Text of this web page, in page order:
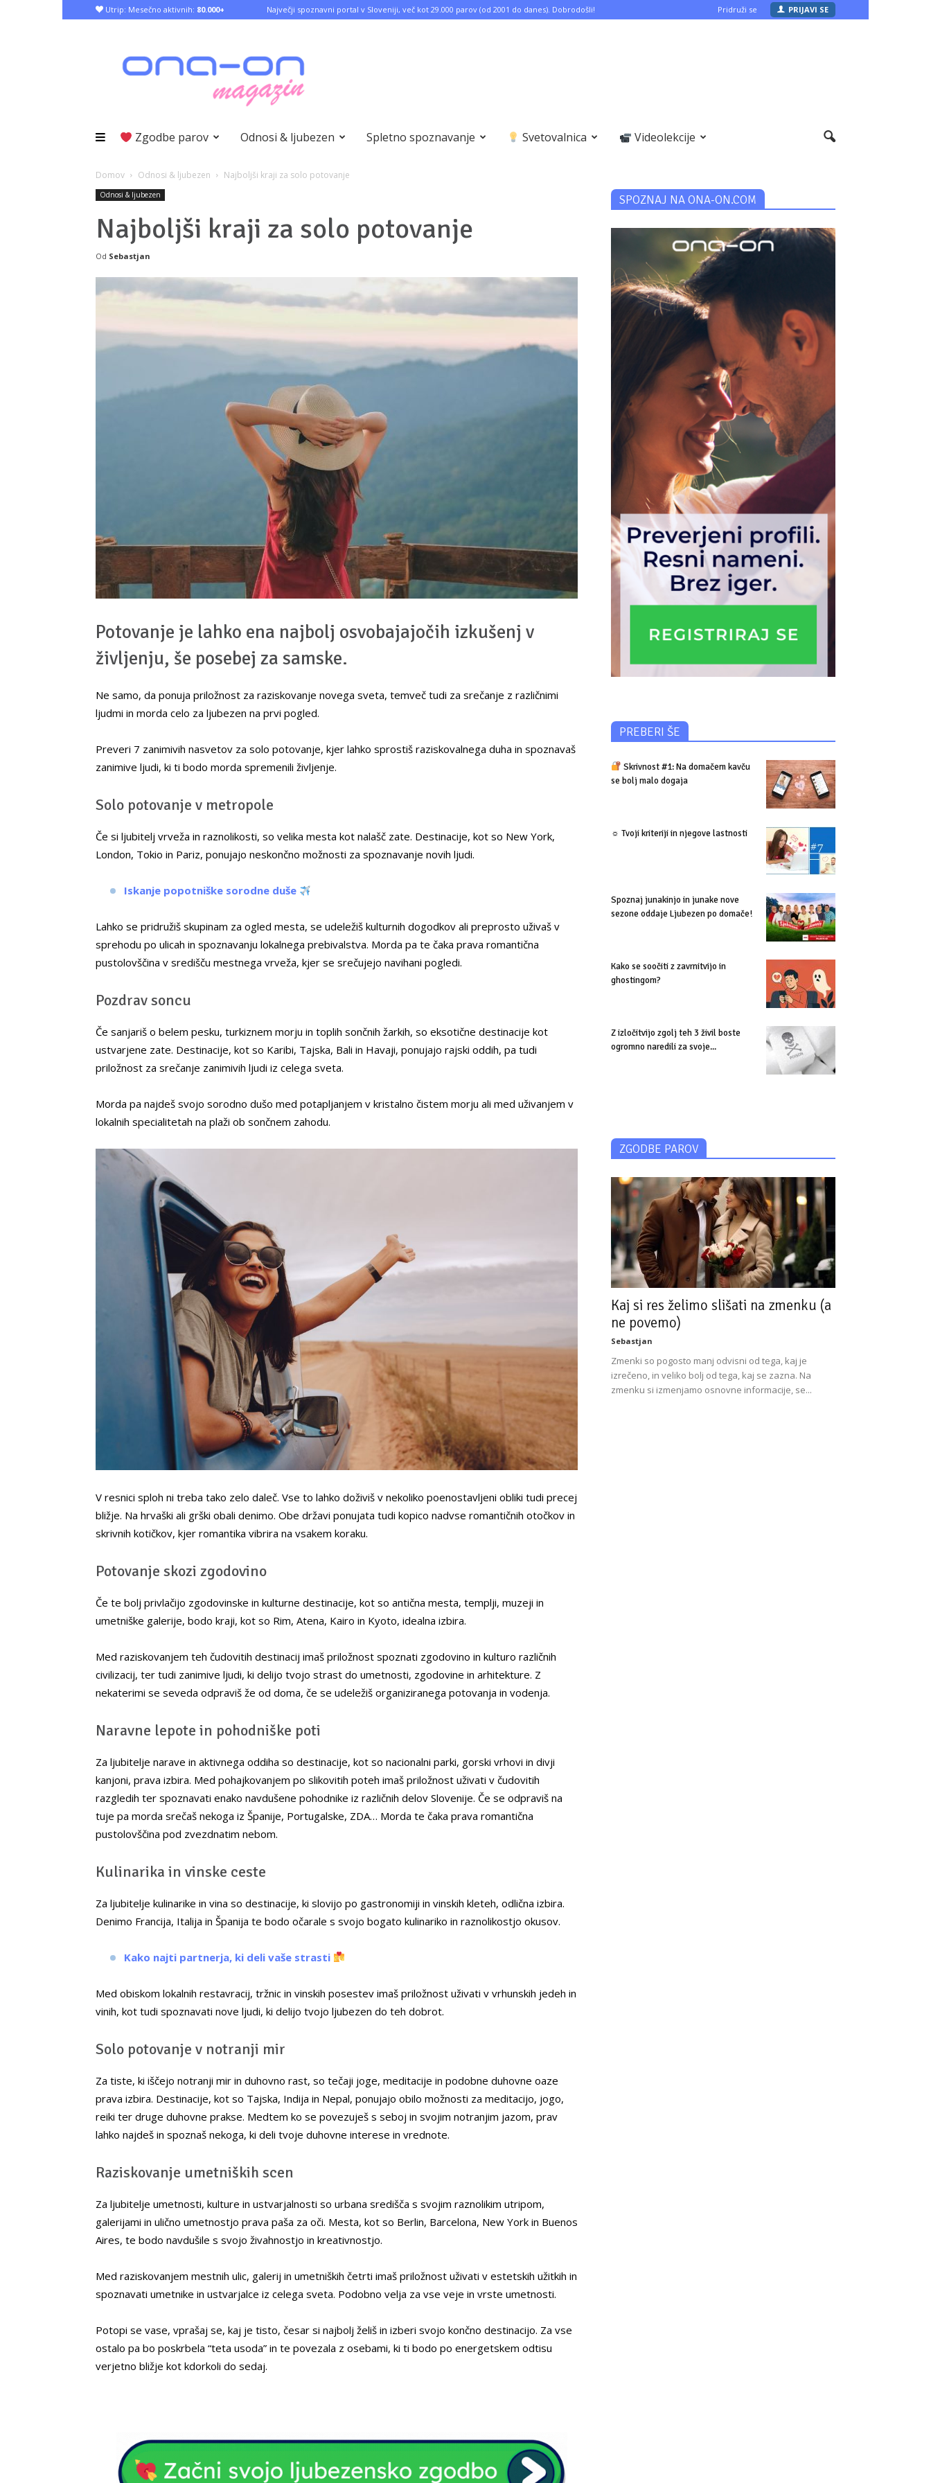
Utrip: Mesečno aktivnih: 80.000+ Največji spoznavni portal v Sloveniji, več kot 29.000 parov (od 2001 do danes). Dobrodošli! Pridruži se PRIJAVI SE
Zgodbe parov Odnosi & ljubezen Spletno spoznavanje Svetovalnica Videolekcije
Domov Odnosi & ljubezen Najboljši kraji za solo potovanje
Odnosi & ljubezen
Najboljši kraji za solo potovanje
Od Sebastjan
Potovanje je lahko ena najbolj osvobajajočih izkušenj v
življenju, še posebej za samske.
Ne samo, da ponuja priložnost za raziskovanje novega sveta, temveč tudi za srečanje z različnimi
ljudmi in morda celo za ljubezen na prvi pogled.
Preveri 7 zanimivih nasvetov za solo potovanje, kjer lahko sprostiš raziskovalnega duha in spoznavaš
zanimive ljudi, ki ti bodo morda spremenili življenje.
Solo potovanje v metropole
Če si ljubitelj vrveža in raznolikosti, so velika mesta kot nalašč zate. Destinacije, kot so New York,
London, Tokio in Pariz, ponujajo neskončno možnosti za spoznavanje novih ljudi.
Iskanje popotniške sorodne duše
Lahko se pridružiš skupinam za ogled mesta, se udeležiš kulturnih dogodkov ali preprosto uživaš v
sprehodu po ulicah in spoznavanju lokalnega prebivalstva. Morda pa te čaka prava romantična
pustolovščina v središču mestnega vrveža, kjer se srečujejo navihani pogledi.
Pozdrav soncu
Če sanjariš o belem pesku, turkiznem morju in toplih sončnih žarkih, so eksotične destinacije kot
ustvarjene zate. Destinacije, kot so Karibi, Tajska, Bali in Havaji, ponujajo rajski oddih, pa tudi
priložnost za srečanje zanimivih ljudi iz celega sveta.
Morda pa najdeš svojo sorodno dušo med potapljanjem v kristalno čistem morju ali med uživanjem v
lokalnih specialitetah na plaži ob sončnem zahodu.
V resnici sploh ni treba tako zelo daleč. Vse to lahko doživiš v nekoliko poenostavljeni obliki tudi precej
bližje. Na hrvaški ali grški obali denimo. Obe državi ponujata tudi kopico nadvse romantičnih otočkov in
skrivnih kotičkov, kjer romantika vibrira na vsakem koraku.
Potovanje skozi zgodovino
Če te bolj privlačijo zgodovinske in kulturne destinacije, kot so antična mesta, templji, muzeji in
umetniške galerije, bodo kraji, kot so Rim, Atena, Kairo in Kyoto, idealna izbira.
Med raziskovanjem teh čudovitih destinacij imaš priložnost spoznati zgodovino in kulturo različnih
civilizacij, ter tudi zanimive ljudi, ki delijo tvojo strast do umetnosti, zgodovine in arhitekture. Z
nekaterimi se seveda odpraviš že od doma, če se udeležiš organiziranega potovanja in vodenja.
Naravne lepote in pohodniške poti
Za ljubitelje narave in aktivnega oddiha so destinacije, kot so nacionalni parki, gorski vrhovi in divji
kanjoni, prava izbira. Med pohajkovanjem po slikovitih poteh imaš priložnost uživati v čudovitih
razgledih ter spoznavati enako navdušene pohodnike iz različnih delov Slovenije. Če se odpraviš na
tuje pa morda srečaš nekoga iz Španije, Portugalske, ZDA… Morda te čaka prava romantična
pustolovščina pod zvezdnatim nebom.
Kulinarika in vinske ceste
Za ljubitelje kulinarike in vina so destinacije, ki slovijo po gastronomiji in vinskih kleteh, odlična izbira.
Denimo Francija, Italija in Španija te bodo očarale s svojo bogato kulinariko in raznolikostjo okusov.
Kako najti partnerja, ki deli vaše strasti
Med obiskom lokalnih restavracij, tržnic in vinskih posestev imaš priložnost uživati v vrhunskih jedeh in
vinih, kot tudi spoznavati nove ljudi, ki delijo tvojo ljubezen do teh dobrot.
Solo potovanje v notranji mir
Za tiste, ki iščejo notranji mir in duhovno rast, so tečaji joge, meditacije in podobne duhovne oaze
prava izbira. Destinacije, kot so Tajska, Indija in Nepal, ponujajo obilo možnosti za meditacijo, jogo,
reiki ter druge duhovne prakse. Medtem ko se povezuješ s seboj in svojim notranjim jazom, prav
lahko najdeš in spoznaš nekoga, ki deli tvoje duhovne interese in vrednote.
Raziskovanje umetniških scen
Za ljubitelje umetnosti, kulture in ustvarjalnosti so urbana središča s svojim raznolikim utripom,
galerijami in ulično umetnostjo prava paša za oči. Mesta, kot so Berlin, Barcelona, ​​New York in Buenos
Aires, te bodo navdušile s svojo živahnostjo in kreativnostjo.
Med raziskovanjem mestnih ulic, galerij in umetniških četrti imaš priložnost uživati v estetskih užitkih in
spoznavati umetnike in ustvarjalce iz celega sveta. Podobno velja za vse veje in vrste umetnosti.
Potopi se vase, vprašaj se, kaj je tisto, česar si najbolj želiš in izberi svojo končno destinacijo. Za vse
ostalo pa bo poskrbela “teta usoda” in te povezala z osebami, ki ti bodo po energetskem odtisu
verjetno bližje kot kdorkoli do sedaj.
SPOZNAJ NA ONA-ON.COM
PREBERI ŠE
Skrivnost #1: Na domačem kavču
se bolj malo dogaja
☼ Tvoji kriteriji in njegove lastnosti
Spoznaj junakinjo in junake nove
sezone oddaje Ljubezen po domače!
Kako se soočiti z zavrnitvijo in
ghostingom?
Z izločitvijo zgolj teh 3 živil boste
ogromno naredili za svoje...
ZGODBE PAROV
Kaj si res želimo slišati na zmenku (a
ne povemo)
Sebastjan
Zmenki so pogosto manj odvisni od tega, kaj je
izrečeno, in veliko bolj od tega, kaj se zazna. Na
zmenku si izmenjamo osnovne informacije, se...